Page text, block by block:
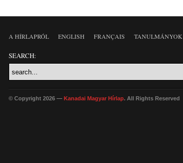
A HÍRLAPRÓL ENGLISH FRANÇAIS TANULMÁNYOK
SEARCH:
© Copyright 2026 — Kanadai Magyar Hírlap. All Rights Reserved